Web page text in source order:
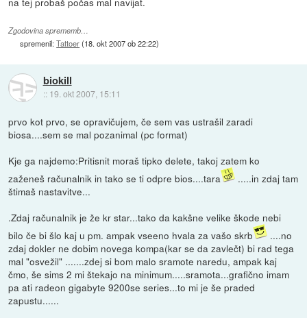
Zgodovina sprememb…
spremenil:Tattoer(18. okt 2007 ob 22:22)
biokill
:: 19. okt 2007, 15:11
prvo kot prvo, se opravičujem, če sem vas ustrašil zaradi
biosa....sem se mal pozanimal (pc format)
Kje ga najdemo:Pritisnit moraš tipko delete, takoj zatem ko
zaženeš računalnik in tako se ti odpre bios....tara
.....in zdaj tam
štimaš nastavitve...
.Zdaj računalnik je že kr star...tako da kakšne velike škode nebi
bilo če bi šlo kaj u pm. ampak vseeno hvala za vašo skrb
....no
zdaj dokler ne dobim novega kompa(kar se da zavlečt) bi rad tega
mal "osvežil" .......zdej si bom malo sramote naredu, ampak kaj
čmo, še sims 2 mi štekajo na minimum.....sramota...grafično imam
pa ati radeon gigabyte 9200se series...to mi je še praded
zapustu......